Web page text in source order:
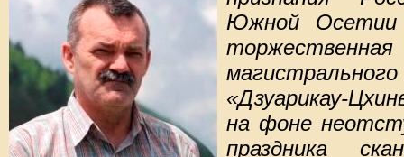
Южной Осетии
«Дзуарикау-
на фоне
праздника